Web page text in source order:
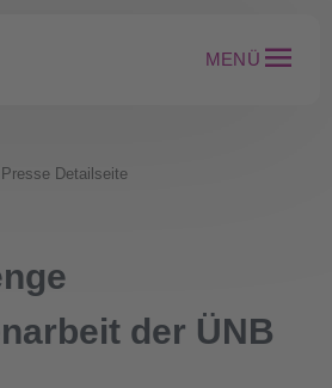
MENÜ
Presse Detailseite
der ÜNB